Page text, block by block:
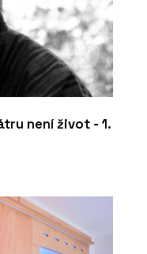
není život - 1.